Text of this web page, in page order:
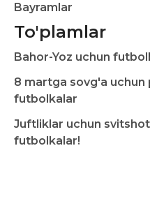
Bayramlar
To'plamlar
Bahor-Yoz uchun
8 martga sovg'a uchun
futbolkalar
Juftliklar uchun
futbolkalar!